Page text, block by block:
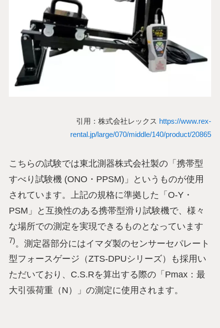
引用：株式会社レックス https://www.rex-
rental.jp/large/070/middle/140/product/20865
こちらの試験では東北測器株式会社製の「携帯型
すべり試験機 (ONO・PPSM)」というものが使用
されています。上記の規格に準拠した「O-Y・
PSM」と互換性のある携帯型滑り試験機で、様々
な場所での測定を実現できるものとなっています
7)。測定器部分にはイマダ製のセンサーセパレート
型フォースゲージ（ZTS-DPUシリーズ）も採用い
ただいており、C.S.Rを算出する際の「Pmax：最
大引張荷重（N）」の測定に使用されます。